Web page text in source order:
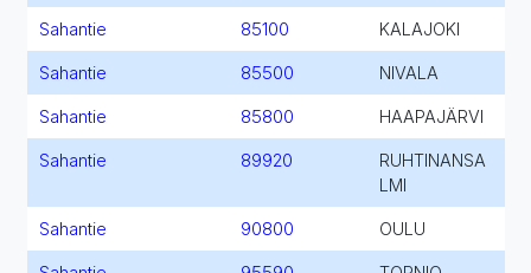
Sahantie 85100 KALAJOKI
Sahantie 85500 NIVALA
Sahantie 85800 HAAPAJÄRVI
Sahantie 89920
RUHTINANSA
LMI
Sahantie 90800 OULU